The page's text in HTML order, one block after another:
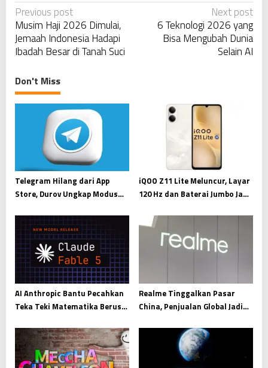
P
o
s
t
n
a
a
t
i
o
Previous post
Musim Haji 2026 Dimulai,
Jemaah Indonesia Hadapi
Ibadah Besar di Tanah Suci
Next post
6 Teknologi 2026 yang
Bisa Mengubah Dunia
Selain AI
Don't Miss
Telegram Hilang dari App
Store, Durov Ungkap Modus
iQOO Z11 Lite Meluncur, Layar
120 Hz dan Baterai Jumbo Jadi
AI Anthropic Bantu Pecahkan
Teka Teki Matematika Berusia
Realme Tinggalkan Pasar
China, Penjualan Global Jadi